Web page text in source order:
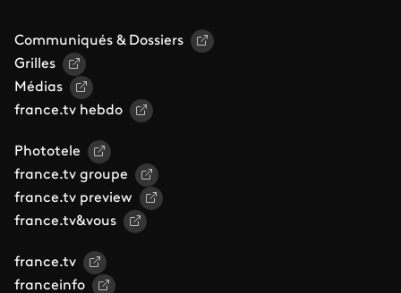
Communiqués & Dossiers
Grilles
Médias
france.tv hebdo
Phototele
france.tv groupe
france.tv preview
france.tv&vous
france.tv
franceinfo